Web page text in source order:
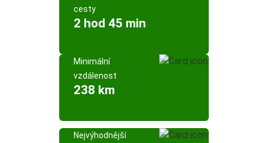
cesty
2 hod 45 min
Minimální
vzdálenost
238 km
Nejvýhodnější